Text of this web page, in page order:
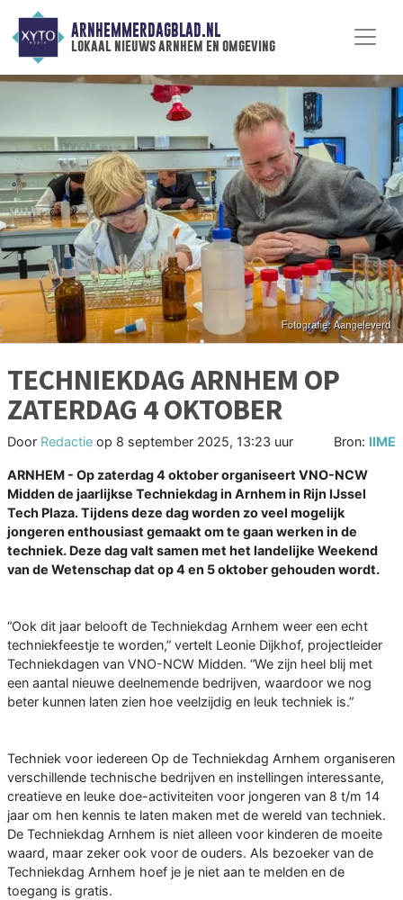
ARNHEMMERDAGBLAD.NL
lokaal nieuws arnhem en omgeving
TECHNIEKDAG ARNHEM OP
ZATERDAG 4 OKTOBER
Door Redactie op 8 september 2025, 13:23 uur Bron: IIME
ARNHEM - Op zaterdag 4 oktober organiseert VNO-NCW
Midden de jaarlijkse Techniekdag in Arnhem in Rijn IJssel
Tech Plaza. Tijdens deze dag worden zo veel mogelijk
jongeren enthousiast gemaakt om te gaan werken in de
techniek. Deze dag valt samen met het landelijke Weekend
van de Wetenschap dat op 4 en 5 oktober gehouden wordt.
“Ook dit jaar belooft de Techniekdag Arnhem weer een echt
techniekfeestje te worden,” vertelt Leonie Dijkhof, projectleider
Techniekdagen van VNO-NCW Midden. “We zijn heel blij met
een aantal nieuwe deelnemende bedrijven, waardoor we nog
beter kunnen laten zien hoe veelzijdig en leuk techniek is.”
Techniek voor iedereen Op de Techniekdag Arnhem organiseren
verschillende technische bedrijven en instellingen interessante,
creatieve en leuke doe-activiteiten voor jongeren van 8 t/m 14
jaar om hen kennis te laten maken met de wereld van techniek.
De Techniekdag Arnhem is niet alleen voor kinderen de moeite
waard, maar zeker ook voor de ouders. Als bezoeker van de
Techniekdag Arnhem hoef je je niet aan te melden en de
toegang is gratis.